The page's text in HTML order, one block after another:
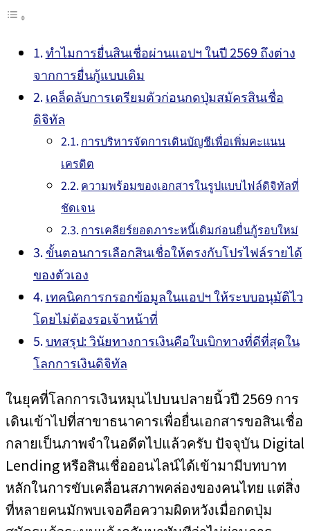
ทำไมการยื่นสินเชื่อผ่านแอปฯ ในปี 2569 ถึงต่าง
จากการยื่นกู้แบบเดิม
เคล็ดลับการเตรียมตัวก่อนกดปุ่มสมัครสินเชื่อ
ดิจิทัล
การบริหารจัดการเดินบัญชีเพื่อเพิ่มคะแนน
เครดิต
ความพร้อมของเอกสารในรูปแบบไฟล์ดิจิทัลที่
ชัดเจน
การเคลียร์ยอดภาระหนี้เดิมก่อนยื่นกู้รอบใหม่
ขั้นตอนการเลือกสินเชื่อให้ตรงกับโปรไฟล์รายได้
ของตัวเอง
เทคนิคการกรอกข้อมูลในแอปฯ ให้ระบบอนุมัติไว
โดยไม่ต้องรอเจ้าหน้าที่
บทสรุป: วินัยทางการเงินคือใบเบิกทางที่ดีที่สุดใน
โลกการเงินดิจิทัล
ในยุคที่โลกการเงินหมุนไปบนปลายนิ้วปี 2569 การ
เดินเข้าไปที่สาขาธนาคารเพื่อยื่นเอกสารขอสินเชื่อ
กลายเป็นภาพจำในอดีตไปแล้วครับ ปัจจุบัน Digital
Lending หรือสินเชื่อออนไลน์ได้เข้ามามีบทบาท
หลักในการขับเคลื่อนสภาพคล่องของคนไทย แต่สิ่ง
ที่หลายคนมักพบเจอคือความผิดหวังเมื่อกดปุ่ม